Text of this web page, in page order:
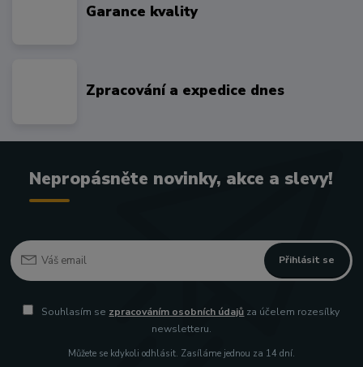
Garance kvality
Zpracování a expedice dnes
Nepropásněte novinky, akce a slevy!
Přihlásit se
Souhlasím se zpracováním osobních údajů za účelem rozesílky
newsletteru.
Můžete se kdykoli odhlásit. Zasíláme jednou za 14 dní.